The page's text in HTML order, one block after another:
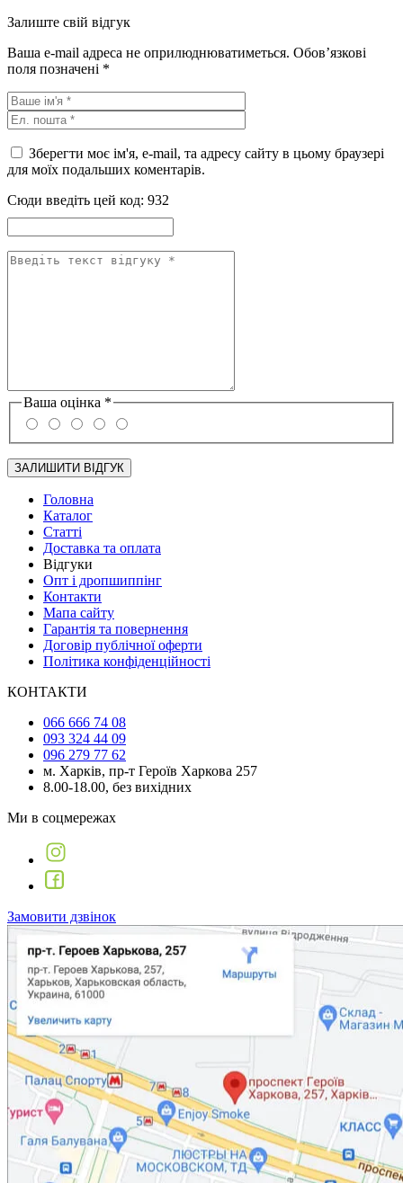
Залиште свій відгук
Ваша e-mail адреса не оприлюднюватиметься. Обов’язкові
поля позначені *
Зберегти моє ім'я, e-mail, та адресу сайту в цьому браузері
для моїх подальших коментарів.
Сюди введіть цей код: 932
Ваша оцінка *
Головна
Каталог
Статті
Доставка та оплата
Відгуки
Опт і дропшиппінг
Контакти
Мапа сайту
Гарантія та повернення
Договір публічної оферти
Політика конфіденційності
КОНТАКТИ
066 666 74 08
093 324 44 09
096 279 77 62
м. Харків, пр-т Героїв Харкова 257
8.00-18.00, без вихідних
Ми в соцмережах
Замовити дзвінок